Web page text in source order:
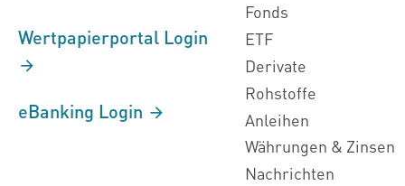
Wertpapierportal Login
eBanking Login
Fonds
ETF
Derivate
Rohstoffe
Anleihen
Währungen & Zinsen
Nachrichten